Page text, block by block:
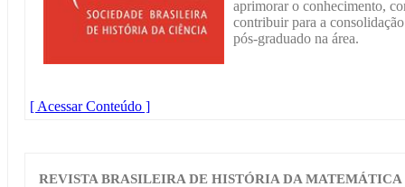
aprimorar o conhecimento,
contribuir para a
pós-graduado na área.
[ Acessar Conteúdo ]
REVISTA BRASILEIRA DE HISTÓRIA DA MATEMÁTICA